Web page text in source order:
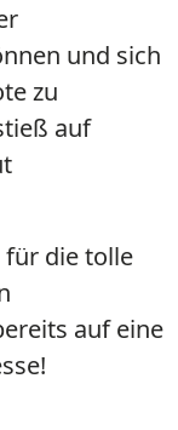
und sich
zu
auf
für die tolle
auf eine